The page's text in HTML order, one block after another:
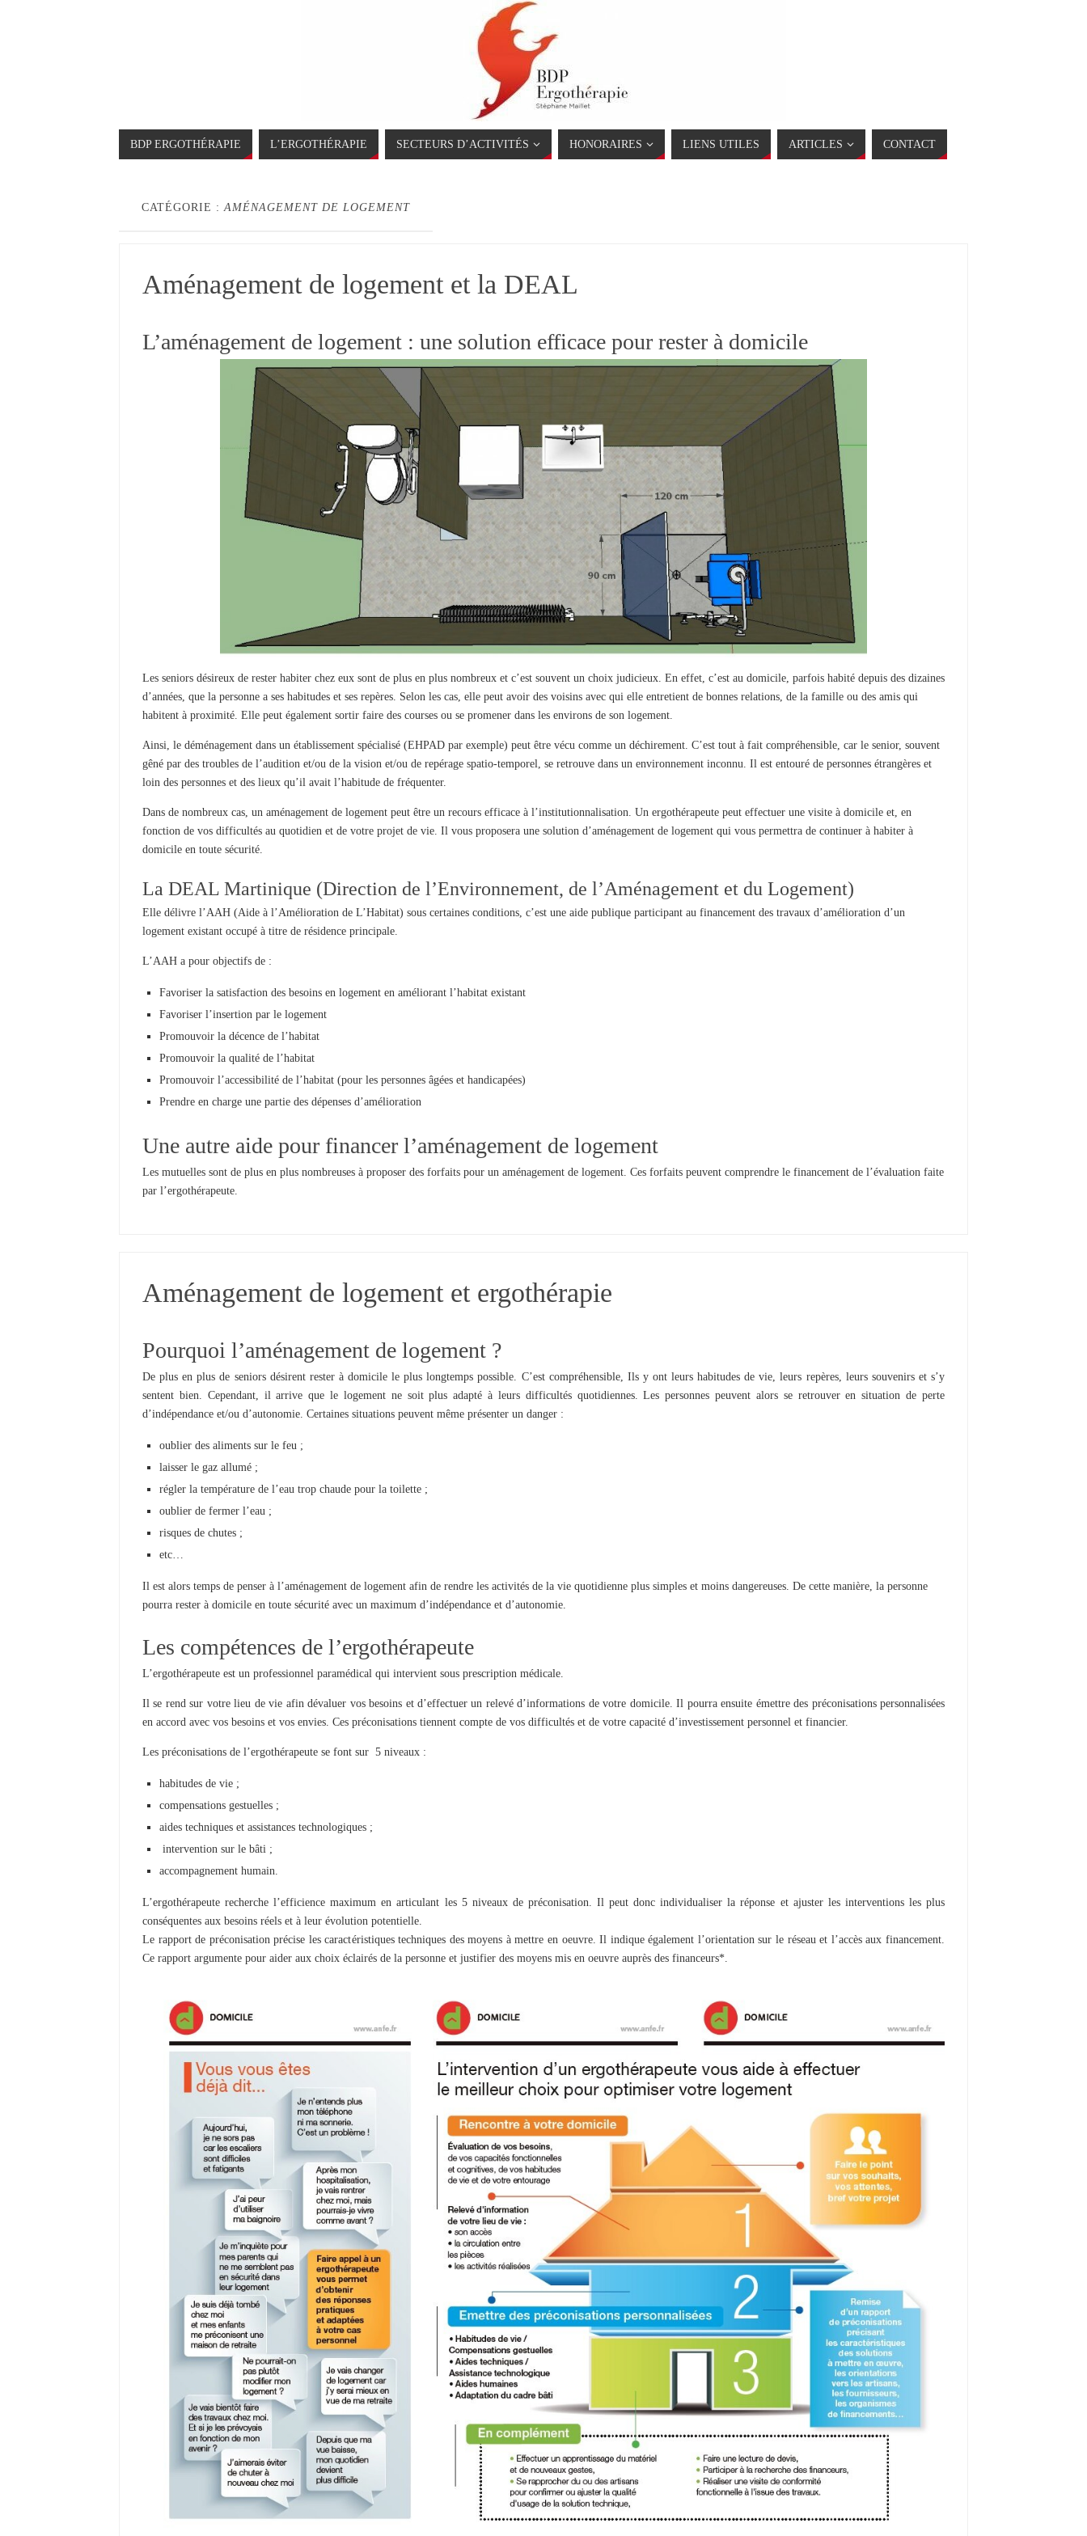
BDP ERGOTHÉRAPIE L’ERGOTHÉRAPIE SECTEURS D’ACTIVITÉS HONORAIRES LIENS UTILES ARTICLES CONTACT
CATÉGORIE :AMÉNAGEMENT DE LOGEMENT
Aménagement de logement et la DEAL
L’aménagement de logement : une solution efficace pour rester à domicile
Les seniors désireux de rester habiter chez eux sont de plus en plus nombreux et c’est souvent un choix judicieux. En effet, c’est au domicile, parfois habité depuis des dizaines
d’années, que la personne a ses habitudes et ses repères. Selon les cas, elle peut avoir des voisins avec qui elle entretient de bonnes relations, de la famille ou des amis qui
habitent à proximité. Elle peut également sortir faire des courses ou se promener dans les environs de son logement.
Ainsi, le déménagement dans un établissement spécialisé (EHPAD par exemple) peut être vécu comme un déchirement. C’est tout à fait compréhensible, car le senior, souvent
gêné par des troubles de l’audition et/ou de la vision et/ou de repérage spatio-temporel, se retrouve dans un environnement inconnu. Il est entouré de personnes étrangères et
loin des personnes et des lieux qu’il avait l’habitude de fréquenter.
Dans de nombreux cas, un aménagement de logement peut être un recours efficace à l’institutionnalisation. Un ergothérapeute peut effectuer une visite à domicile et, en
fonction de vos difficultés au quotidien et de votre projet de vie. Il vous proposera une solution d’aménagement de logement qui vous permettra de continuer à habiter à
domicile en toute sécurité.
La DEAL Martinique (Direction de l’Environnement, de l’Aménagement et du Logement)
Elle délivre l’AAH (Aide à l’Amélioration de L’Habitat) sous certaines conditions, c’est une aide publique participant au financement des travaux d’amélioration d’un
logement existant occupé à titre de résidence principale.
L’AAH a pour objectifs de :
Favoriser la satisfaction des besoins en logement en améliorant l’habitat existant
Favoriser l’insertion par le logement
Promouvoir la décence de l’habitat
Promouvoir la qualité de l’habitat
Promouvoir l’accessibilité de l’habitat (pour les personnes âgées et handicapées)
Prendre en charge une partie des dépenses d’amélioration
Une autre aide pour financer l’aménagement de logement
Les mutuelles sont de plus en plus nombreuses à proposer des forfaits pour un aménagement de logement. Ces forfaits peuvent comprendre le financement de l’évaluation faite
par l’ergothérapeute.
Aménagement de logement et ergothérapie
Pourquoi l’aménagement de logement ?
De plus en plus de seniors désirent rester à domicile le plus longtemps possible. C’est compréhensible, Ils y ont leurs habitudes de vie, leurs repères, leurs souvenirs et s’y
sentent bien. Cependant, il arrive que le logement ne soit plus adapté à leurs difficultés quotidiennes. Les personnes peuvent alors se retrouver en situation de perte
d’indépendance et/ou d’autonomie. Certaines situations peuvent même présenter un danger :
oublier des aliments sur le feu ;
laisser le gaz allumé ;
régler la température de l’eau trop chaude pour la toilette ;
oublier de fermer l’eau ;
risques de chutes ;
etc…
Il est alors temps de penser à l’aménagement de logement afin de rendre les activités de la vie quotidienne plus simples et moins dangereuses. De cette manière, la personne
pourra rester à domicile en toute sécurité avec un maximum d’indépendance et d’autonomie.
Les compétences de l’ergothérapeute
L’ergothérapeute est un professionnel paramédical qui intervient sous prescription médicale.
Il se rend sur votre lieu de vie afin dévaluer vos besoins et d’effectuer un relevé d’informations de votre domicile. Il pourra ensuite émettre des préconisations personnalisées
en accord avec vos besoins et vos envies. Ces préconisations tiennent compte de vos difficultés et de votre capacité d’investissement personnel et financier.
Les préconisations de l’ergothérapeute se font sur 5 niveaux :
habitudes de vie ;
compensations gestuelles ;
aides techniques et assistances technologiques ;
intervention sur le bâti ;
accompagnement humain.
L’ergothérapeute recherche l’efficience maximum en articulant les 5 niveaux de préconisation. Il peut donc individualiser la réponse et ajuster les interventions les plus
conséquentes aux besoins réels et à leur évolution potentielle.
Le rapport de préconisation précise les caractéristiques techniques des moyens à mettre en oeuvre. Il indique également l’orientation sur le réseau et l’accès aux financement.
Ce rapport argumente pour aider aux choix éclairés de la personne et justifier des moyens mis en oeuvre auprès des financeurs*.